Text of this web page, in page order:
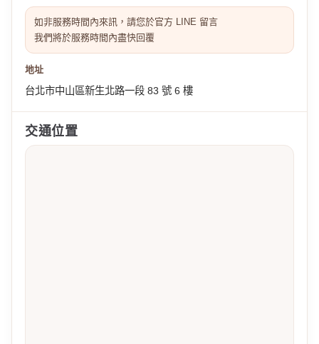
如非服務時間內來訊，請您於官方 LINE 留言
我們將於服務時間內盡快回覆
地址
台北市中山區新生北路一段 83 號 6 樓
交通位置